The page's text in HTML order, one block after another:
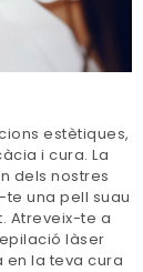
estètiques,
i cura. La
dels nostres
una pell suau
Atreveix-te a
làser
la teva cura